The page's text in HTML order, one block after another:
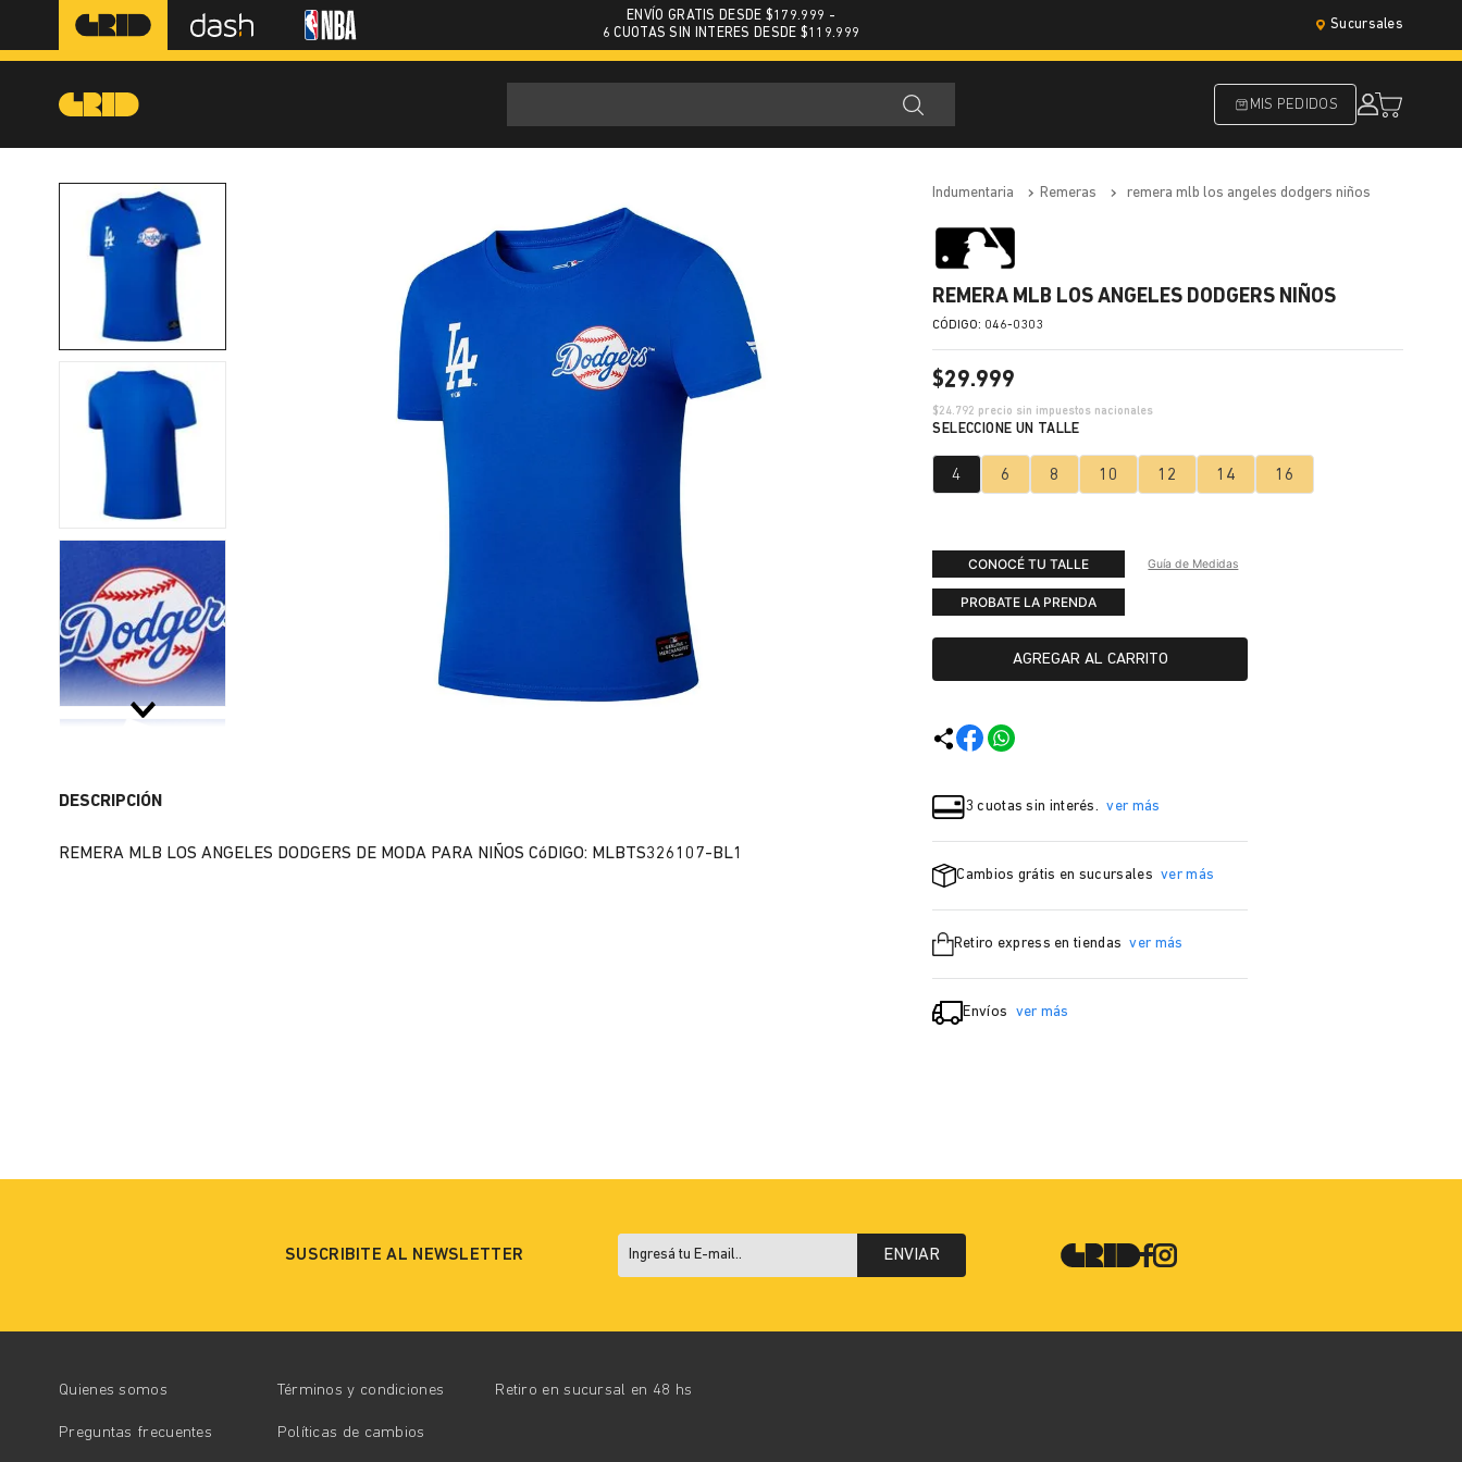
ENVÍO GRATIS DESDE $179.999 -
6 CUOTAS SIN INTERES DESDE $119.999
Sucursales
MIS PEDIDOS
DESCRIPCIÓN
REMERA MLB LOS ANGELES DODGERS DE MODA PARA NIÑOS CóDIGO: MLBTS326107-BL1
indumentaria remeras remera mlb los angeles dodgers niños
REMERA MLB LOS ANGELES DODGERS NIÑOS
: 046-0303
$29.999
$24.792 precio sin impuestos nacionales
4 6 8 10 12 14 16
CONOCÉ TU TALLE Guía de Medidas
PROBATE LA PRENDA
AGREGAR AL CARRITO
3 cuotas sin interés. ver más
Cambios grátis en sucursales ver más
Retiro express en tiendas ver más
Envíos ver más
SUSCRIBITE AL NEWSLETTER ENVIAR
Quienes somos Términos y condiciones
Preguntas frecuentes Políticas de cambios
Retiro en sucursal en 48 hs